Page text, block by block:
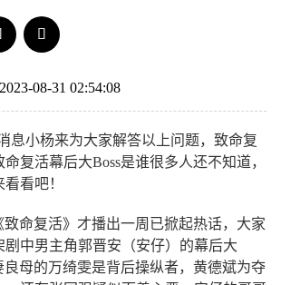
2023-08-31 02:54:08
息小杨来为大家解答以上问题，致命复
复活幕后大Boss是谁很多人还不知道，
看吧！
命复活》才播出一周已掀起热话，大家
剧中男主角郭晋安（安仔）的幕后大
良母的万绮雯是背后操纵者，黄德斌为夺